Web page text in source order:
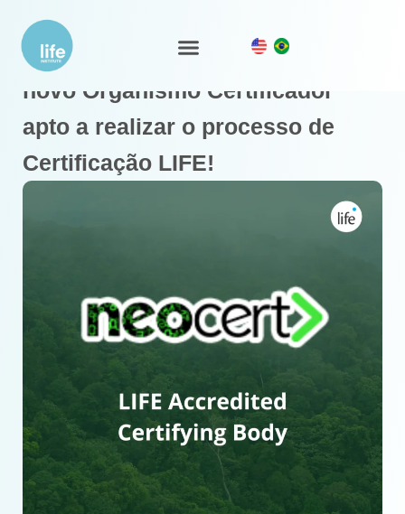
A Neocert é oficialmente o mais
novo Organismo Certificador
apto a realizar o processo de
Certificação LIFE!